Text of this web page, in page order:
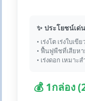
✨ ประโยชน์เด่
• เร่งโต เร่งใบเขีย
• ฟื้นฟูพืชที่เสียห
• เร่งดอก เหมาะ
💰 1กล่อง